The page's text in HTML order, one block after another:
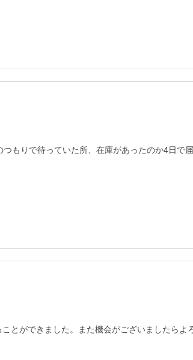
もりで待っていた所、在庫があったのか4日で届
とができました。また機会がございましたらよ